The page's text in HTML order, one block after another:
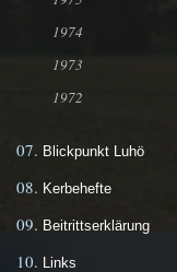
1974
1973
1972
Blickpunkt Luhö
Kerbehefte
Beitrittserklärung
Links